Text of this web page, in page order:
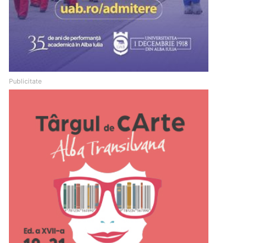
Publicitate